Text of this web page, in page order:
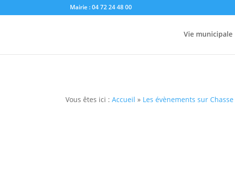
Mairie : 04 72 24 48 00
Vie municipale
Vous êtes ici :Accueil » Les évènements sur Chasse